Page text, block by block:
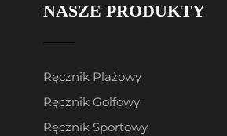
NASZE PRODUKTY
Ręcznik Plażowy
Ręcznik Golfowy
Ręcznik Sportowy